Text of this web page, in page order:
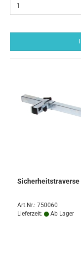
Sicherheitstraverse
Art.Nr.: 750060
Lieferzeit:
Ab Lager